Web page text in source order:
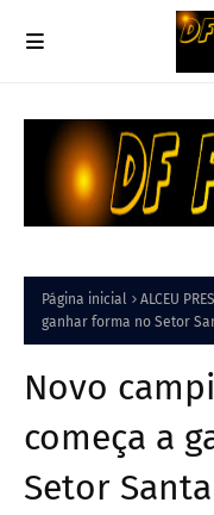
Página inicial ALCEU
ganhar forma no Setor
Novo
começa a
Setor